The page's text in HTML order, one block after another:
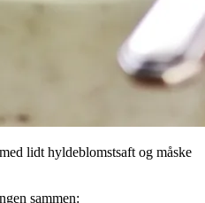
lidt hyldeblomstsaft og måske
sammen: